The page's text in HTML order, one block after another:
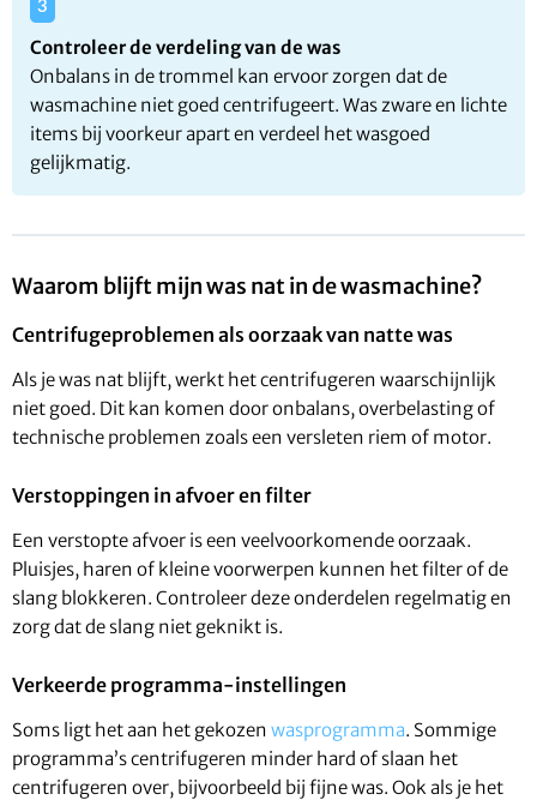
Controleer de verdeling van de was
Onbalans in de trommel kan ervoor zorgen dat de
wasmachine niet goed centrifugeert. Was zware en lichte
items bij voorkeur apart en verdeel het wasgoed
gelijkmatig.
Waarom blijft mijn was nat in de wasmachine?
Centrifugeproblemen als oorzaak van natte was
Als je was nat blijft, werkt het centrifugeren waarschijnlijk
niet goed. Dit kan komen door onbalans, overbelasting of
technische problemen zoals een versleten riem of motor.
Verstoppingen in afvoer en filter
Een verstopte afvoer is een veelvoorkomende oorzaak.
Pluisjes, haren of kleine voorwerpen kunnen het filter of de
slang blokkeren. Controleer deze onderdelen regelmatig en
zorg dat de slang niet geknikt is.
Verkeerde programma-instellingen
Soms ligt het aan het gekozen wasprogramma. Sommige
programma’s centrifugeren minder hard of slaan het
centrifugeren over, bijvoorbeeld bij fijne was. Ook als je het